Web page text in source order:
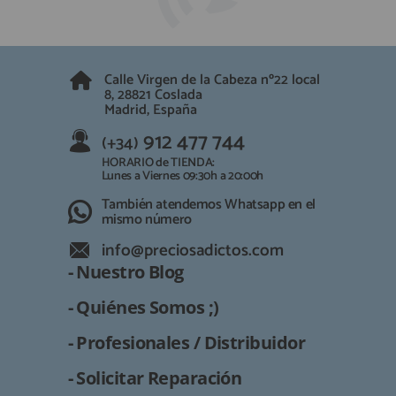
912 477 744
HORARIO de TIENDA:
Lunes a Viernes 09:30h a 20:00h
También atendemos Whatsapp
info@preciosadictos.com
Calle Virgen de la Cabeza nº22 local
8, 28821 Coslada
Madrid, España
(+34) 912 477 744
HORARIO de TIENDA:
Lunes a Viernes 09:30h a 20:00h
También atendemos Whatsapp en el
mismo número
info@preciosadictos.com
- Nuestro Blog
- Quiénes Somos ;)
- Profesionales / Distribuidor
- Solicitar Reparación